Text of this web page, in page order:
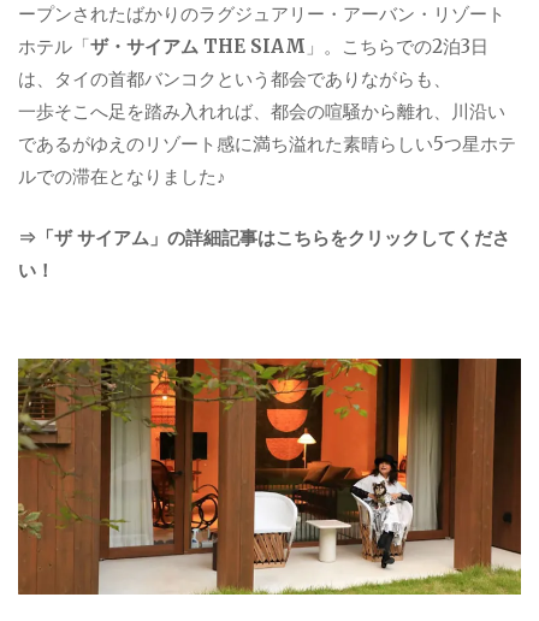
ープンされたばかりのラグジュアリー・アーバン・リゾート
ホテル「ザ・サイアム THE SIAM 」。こちらでの2泊3日
は、タイの首都バンコクという都会でありながらも、
一歩そこへ足を踏み入れれば、都会の喧騒から離れ、川沿い
であるがゆえのリゾート感に満ち溢れた素晴らしい5つ星ホテ
ルでの滞在となりました♪
⇒「ザ サイアム」の詳細記事はこちらをクリックしてくださ
い！